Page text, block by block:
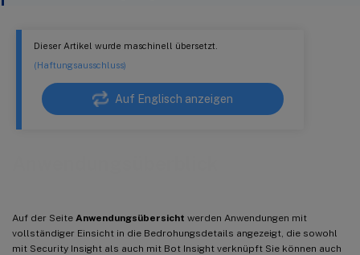
Dieser Artikel wurde maschinell übersetzt.
(Haftungsausschluss)
Auf Englisch anzeigen
Auf der Seite Anwendungsübersicht werden Anwendungen mit
vollständiger Einsicht in die Bedrohungsdetails angezeigt, die sowohl
mit Security Insight als auch mit Bot Insight verknüpft Sie können auch